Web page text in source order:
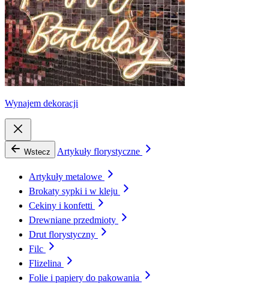
Wynajem dekoracji
Wstecz Artykuły florystyczne
Artykuły metalowe
Brokaty sypki i w kleju
Cekiny i konfetti
Drewniane przedmioty
Drut florystyczny
Filc
Flizelina
Folie i papiery do pakowania